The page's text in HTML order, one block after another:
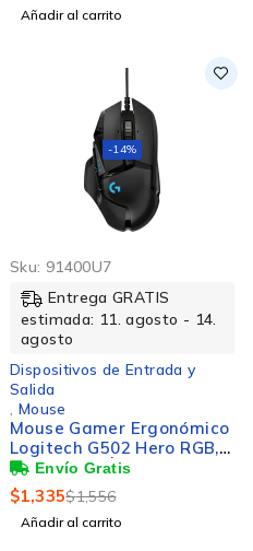
Añadir al carrito
-14%
Sku: 91400U7
Entrega GRATIS
estimada: 11. agosto - 14.
agosto
Dispositivos de Entrada y
Salida
Mouse
Mouse Gamer Ergonómico
Logitech G502 Hero RGB,
Alámbrico, Óptico,
16.000DPI, USB-A, Negro
$1,556
$1,335
Añadir al carrito